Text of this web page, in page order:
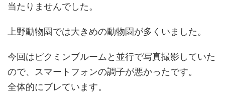
当たりませんでした。
上野動物園では大きめの動物園が多くいました。
今回はピクミンブルームと並行で写真撮影していた
ので、スマートフォンの調子が悪かったです。
全体的にブレています。